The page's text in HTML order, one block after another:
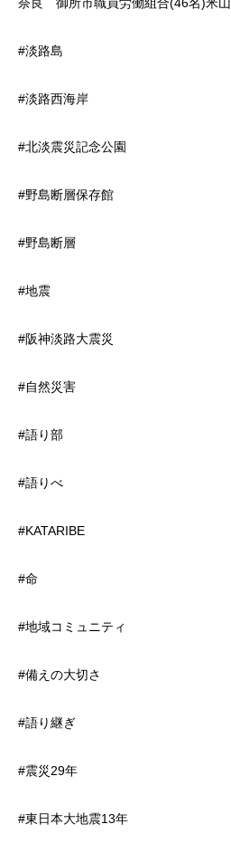
#淡路島
#淡路西海岸
#北淡震災記念公園
#野島断層保存館
#野島断層
#地震
#阪神淡路大震災
#自然災害
#語り部
#語りべ
#KATARIBE
#命
#地域コミュニティ
#備えの大切さ
#語り継ぎ
#震災29年
#東日本大地震13年